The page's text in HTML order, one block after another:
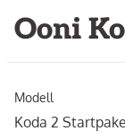
Ooni
Modell
Koda 2